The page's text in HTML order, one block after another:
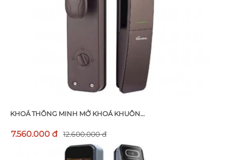
KHOÁ THÔNG MINH MỞ KHOÁ KHUÔN...
7.560.000 đ 12.600.000 đ